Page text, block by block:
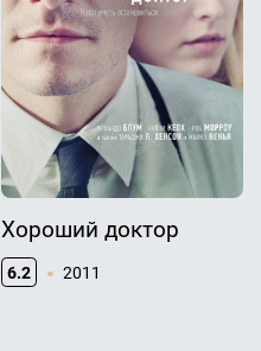
Хороший доктор
6.2 2011